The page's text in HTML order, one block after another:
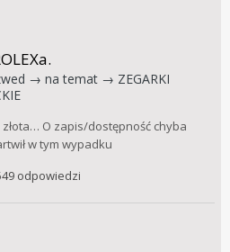
→ na temat → ZEGARKI
O zapis/dostępność chyba
w tym wypadku
odpowiedzi